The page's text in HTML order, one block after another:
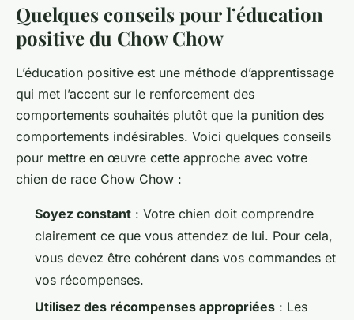
Quelques conseils pour l’éducation
positive du Chow Chow
L’éducation positive est une méthode d’apprentissage
qui met l’accent sur le renforcement des
comportements souhaités plutôt que la punition des
comportements indésirables. Voici quelques conseils
pour mettre en œuvre cette approche avec votre
chien de race Chow Chow :
Soyez constant : Votre chien doit comprendre
clairement ce que vous attendez de lui. Pour cela,
vous devez être cohérent dans vos commandes et
vos récompenses.
Utilisez des récompenses appropriées : Les